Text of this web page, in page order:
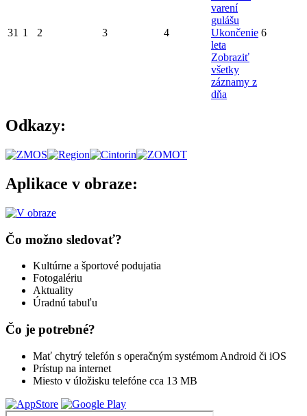
31 1 2 3 4
varení
gulášu
Ukončenie
leta
Zobraziť
všetky
záznamy z
dňa
6
Odkazy:
Aplikace v obraze:
Čo možno sledovať?
Kultúrne a športové podujatia
Fotogalériu
Aktuality
Úradnú tabuľu
Čo je potrebné?
Mať chytrý telefón s operačným systémom Android či iOS
Prístup na internet
Miesto v úložisku telefóne cca 13 MB